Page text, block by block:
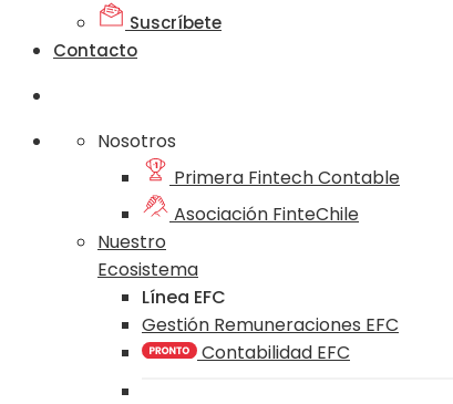
Suscríbete
Contacto
Nosotros
Primera Fintech Contable
Asociación FinteChile
Nuestro
Ecosistema
Línea EFC
Gestión Remuneraciones EFC
Contabilidad EFC